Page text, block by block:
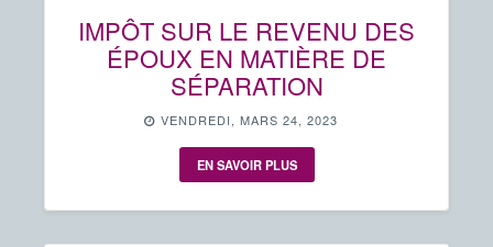
IMPÔT SUR LE REVENU DES
ÉPOUX EN MATIÈRE DE
SÉPARATION
VENDREDI, MARS 24, 2023
EN SAVOIR PLUS